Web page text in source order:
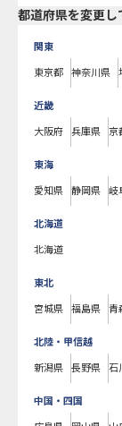
都道府県を変更し
関東
東京都 神奈川県
近畿
大阪府 兵庫県 京
東海
愛知県 静岡県 岐
北海道
北海道
東北
宮城県 福島県 青
北陸・甲信越
新潟県 長野県 石
中国・四国